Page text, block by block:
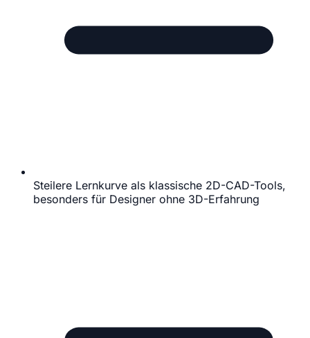
Steilere Lernkurve als klassische 2D-CAD-Tools,
besonders für Designer ohne 3D-Erfahrung